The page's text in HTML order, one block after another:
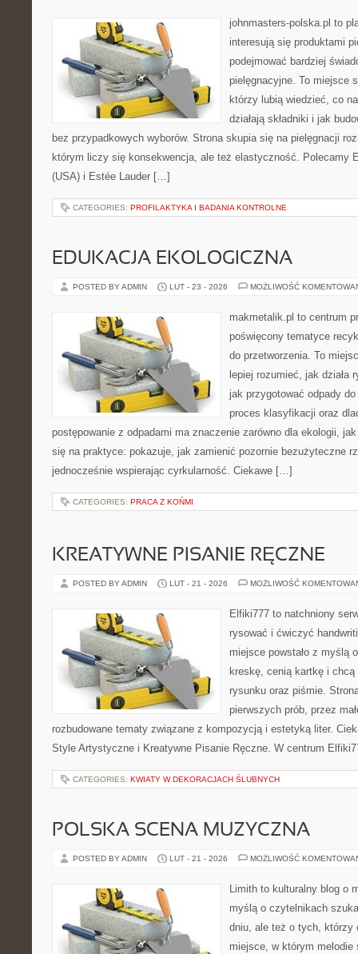
johnmasters-polska.pl to
interesują się produktami
podejmować bardziej
pielęgnacyjne. To miejsce
którzy lubią wiedzieć, co
działają składniki i jak
bez przypadkowych wyborów. Strona skupia się na pielęgnacji
którym liczy się konsekwencja, ale też elastyczność. Polecamy
(USA) i Estée Lauder […]
CATEGORIES: PROFILAKTYKA I BADANIA KONTROLNE
EDUKACJA EKOLOGICZNA
POSTED BY ADMIN LUT - 23 - 2026 MOŻLIWOŚĆ
makmetalik.pl to centrum
poświęcony tematyce
do przetworzenia. To
lepiej rozumieć, jak działa
jak przygotować odpady
proces klasyfikacji oraz
postępowanie z odpadami ma znaczenie zarówno dla ekologii,
się na praktyce: pokazuje, jak zamienić pozornie bezużyteczne
jednocześnie wspierając cyrkularność. Ciekawe […]
CATEGORIES: PRACA Z KOŃMI
KREATYWNE PISANIE RĘCZNE
POSTED BY ADMIN LUT - 21 - 2026 MOŻLIWOŚĆ
Elfiki777 to natchniony
rysować i ćwiczyć
miejsce powstało z myślą
kreskę, cenią kartkę i chcą
rysunku oraz piśmie.
pierwszych prób, przez
rozbudowane tematy związane z kompozycją i estetyką liter.
Style Artystyczne i Kreatywne Pisanie Ręczne. W centrum
CATEGORIES: KWIATY W DEKORACJACH ŚLUBNYCH
POLSKA SCENA MUZYCZNA
POSTED BY ADMIN LUT - 21 - 2026 MOŻLIWOŚĆ
Limith to kulturalny blog o
myślą o czytelnikach
dniu, ale też o tych, którzy
miejsce, w którym